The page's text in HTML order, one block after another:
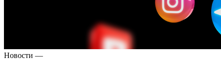
Новости —